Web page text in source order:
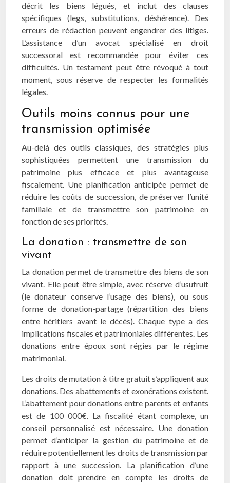
décrit les biens légués, et inclut des clauses
spécifiques (legs, substitutions, déshérence). Des
erreurs de rédaction peuvent engendrer des litiges.
L’assistance d’un avocat spécialisé en droit
successoral est recommandée pour éviter ces
difficultés. Un testament peut être révoqué à tout
moment, sous réserve de respecter les formalités
légales.
Outils moins connus pour une
transmission optimisée
Au-delà des outils classiques, des stratégies plus
sophistiquées permettent une transmission du
patrimoine plus efficace et plus avantageuse
fiscalement. Une planification anticipée permet de
réduire les coûts de succession, de préserver l’unité
familiale et de transmettre son patrimoine en
fonction de ses priorités.
La donation : transmettre de son
vivant
La donation permet de transmettre des biens de son
vivant. Elle peut être simple, avec réserve d’usufruit
(le donateur conserve l’usage des biens), ou sous
forme de donation-partage (répartition des biens
entre héritiers avant le décès). Chaque type a des
implications fiscales et patrimoniales différentes. Les
donations entre époux sont régies par le régime
matrimonial.
Les droits de mutation à titre gratuit s’appliquent aux
donations. Des abattements et exonérations existent.
L’abattement pour donations entre parents et enfants
est de 100 000€. La fiscalité étant complexe, un
conseil personnalisé est nécessaire. Une donation
permet d’anticiper la gestion du patrimoine et de
réduire potentiellement les droits de transmission par
rapport à une succession. La planification d’une
donation doit prendre en compte les droits de